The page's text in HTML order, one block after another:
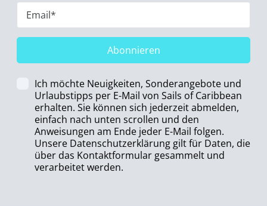
Abonnieren
Ich möchte Neuigkeiten, Sonderangebote und
Urlaubstipps per E-Mail von Sails of Caribbean
erhalten. Sie können sich jederzeit abmelden,
einfach nach unten scrollen und den
Anweisungen am Ende jeder E-Mail folgen.
Unsere Datenschutzerklärung gilt für Daten, die
über das Kontaktformular gesammelt und
verarbeitet werden.